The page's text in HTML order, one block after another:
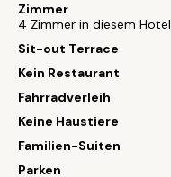
Zimmer
4 Zimmer in diesem Hotel
Sit-out Terrace
Kein Restaurant
Fahrradverleih
Keine Haustiere
Familien-Suiten
Parken